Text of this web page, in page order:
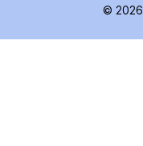
© 2026